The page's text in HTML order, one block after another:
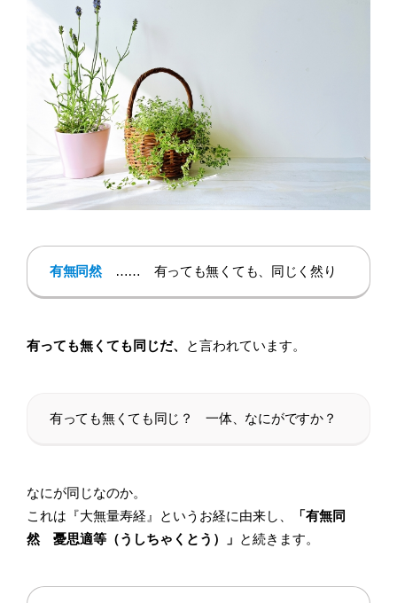
有無同然…… 有っても無くても、同じく然り
有っても無くても同じだ、 と言われています。
有っても無くても同じ？ 一体、なにがですか？
なにが同じなのか。
これは『大無量寿経』というお経に由来し、
「有無同
然 憂思適等（うしちゃくとう）」 と続きます。